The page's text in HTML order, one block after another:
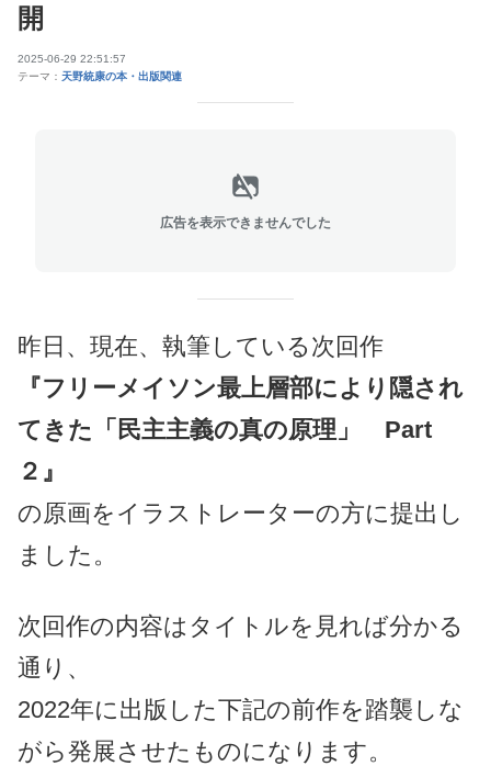
開
2025-06-29 22:51:57
テーマ： 天野統康の本・出版関連
広告を表示できませんでした
昨日、現在、執筆している次回作
『フリーメイソン最上層部により隠され
てきた「民主主義の真の原理」 Part
２』
の原画をイラストレーターの方に提出し
ました。
次回作の内容はタイトルを見れば分かる
通り、
2022年に出版した下記の前作を踏襲しな
がら発展させたものになります。